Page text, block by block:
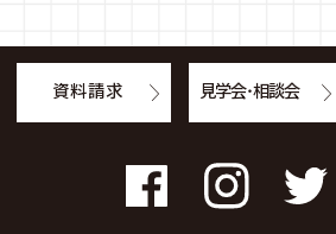
FacebookInstagramTwitter
資料請求 見学会・相談会